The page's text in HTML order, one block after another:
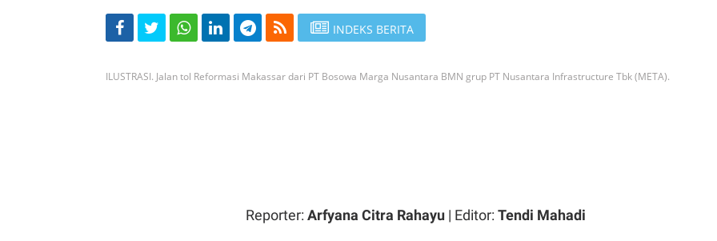
INDEKS BERITA
ILUSTRASI. Jalan tol Reformasi Makassar dari PT Bosowa Marga Nusantara BMN grup PT Nusantara Infrastructure Tbk (META).
Reporter: Arfyana Citra Rahayu | Editor: Tendi Mahadi